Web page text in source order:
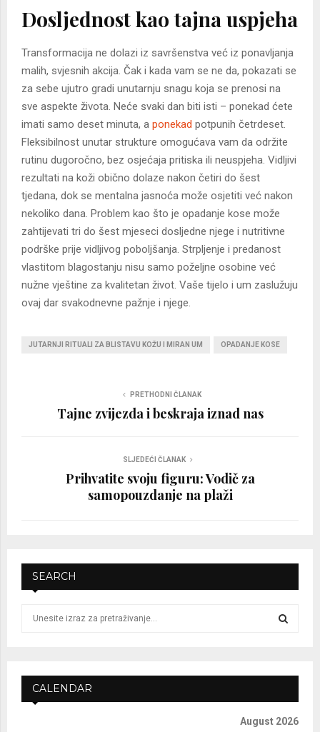
Dosljednost kao tajna uspjeha
Transformacija ne dolazi iz savršenstva već iz ponavljanja
malih, svjesnih akcija. Čak i kada vam se ne da, pokazati se
za sebe ujutro gradi unutarnju snagu koja se prenosi na
sve aspekte života. Neće svaki dan biti isti – ponekad ćete
imati samo deset minuta, a ponekad potpunih četrdeset.
Fleksibilnost unutar strukture omogućava vam da održite
rutinu dugoročno, bez osjećaja pritiska ili neuspjeha. Vidljivi
rezultati na koži obično dolaze nakon četiri do šest
tjedana, dok se mentalna jasnoća može osjetiti već nakon
nekoliko dana. Problem kao što je opadanje kose može
zahtijevati tri do šest mjeseci dosljedne njege i nutritivne
podrške prije vidljivog poboljšanja. Strpljenje i predanost
vlastitom blagostanju nisu samo poželjne osobine već
nužne vještine za kvalitetan život. Vaše tijelo i um zaslužuju
ovaj dar svakodnevne pažnje i njege.
JUTARNJI RITUALI ZA BLISTAVU KOŽU I MIRAN UM OPADANJE KOSE
PRETHODNI ČLANAK
Tajne zvijezda i beskraja iznad nas
SLJEDEĆI ČLANAK
Prihvatite svoju figuru: Vodič za
samopouzdanje na plaži
SEARCH
f
E
A
CALENDAR
August 2026